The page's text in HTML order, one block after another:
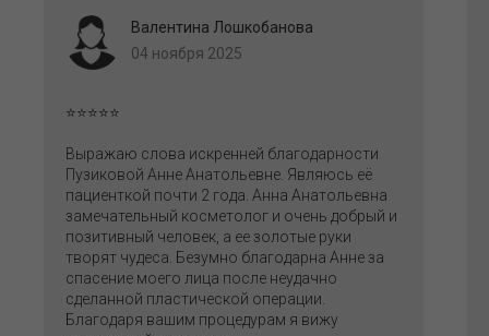
Валентина Лошкобанова
04 ноября 2025
⭐⭐⭐⭐⭐
Выражаю слова искренней благодарности
Пузиковой Анне Анатольевне. Являюсь её
пациенткой почти 2 года. Анна Анатольевна
замечательный косметолог и очень добрый и
позитивный человек, а ее золотые руки
творят чудеса. Безумно благодарна Анне за
спасение моего лица после неудачно
сделанной пластической операции.
Благодаря вашим процедурам я вижу